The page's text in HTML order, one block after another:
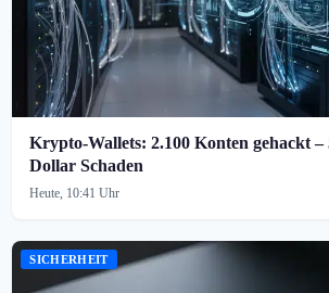
Krypto-Wallets: 2.100 Konten gehackt
Dollar Schaden
Heute, 10:41 Uhr
SICHERHEIT